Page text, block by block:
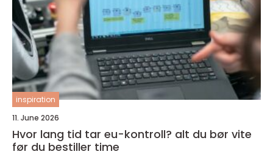
inspiration
11. June 2026
Hvor lang tid tar eu-kontroll? alt du bør vite
før du bestiller time